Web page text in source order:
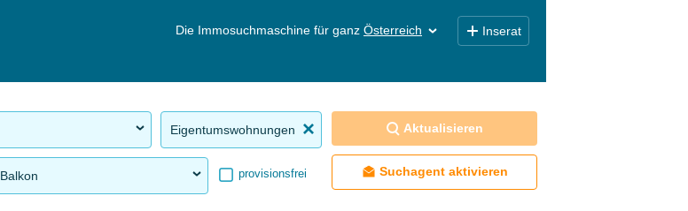
Die Immosuchmaschine für ganz Österreich Inserat
Eigentumswohnungen
Balkon provisionsfrei
Aktualisieren
Suchagent aktivieren